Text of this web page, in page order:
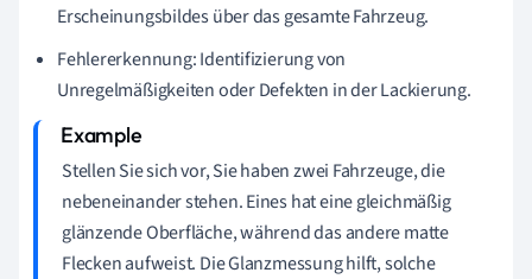
Erscheinungsbildes über das gesamte Fahrzeug.
Fehlererkennung: Identifizierung von
Unregelmäßigkeiten oder Defekten in der Lackierung.
Stellen Sie sich vor, Sie haben zwei Fahrzeuge, die
nebeneinander stehen. Eines hat eine gleichmäßig
glänzende Oberfläche, während das andere matte
Flecken aufweist. Die Glanzmessung hilft, solche